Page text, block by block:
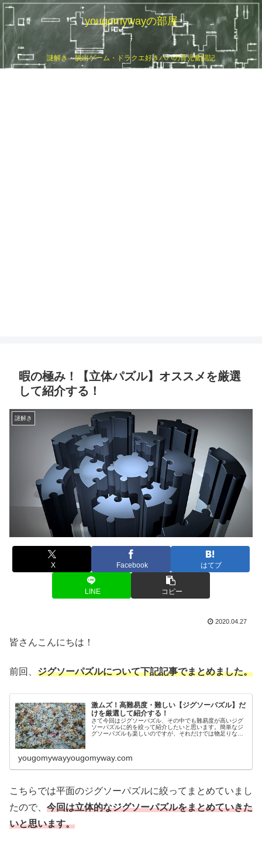
yougomywayの部屋
謎解き・脱出ゲーム・ドラクエ好きパパの育児奮闘記
暇の極み！【立体パズル】オススメを厳選
して紹介する！
謎解き
X Facebook はてブ
LINE コピー
2020.04.27
皆さんこんにちは！
前回、 ジグソーパズルについて下記記事でまとめました。
激ムズ！高難易度・難しい【ジグソーパズル】だ
けを厳選して紹介する！
さて今回はジグソーパズル、その中でも難易度が高いジグ
ソーパズルに的を絞って紹介したいと思います。簡単なジ
グソーパズルも楽しいのですが、それだけでは物足りない
yougomywayyougomyway.com
こちらでは平面のジグソーパズルに絞ってまとめていまし
たので、 今回は立体的なジグソーパズルをまとめていきた
いと思います。